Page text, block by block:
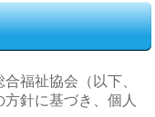
福祉協会（以下、
方針に基づき、個人